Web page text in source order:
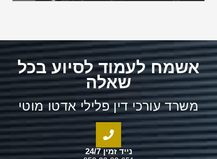
אשמח לעמוד לסיוע בכל
שאלה
משרד עורכי דין פלילי אדטו מוטי
נייד זמין 24/7